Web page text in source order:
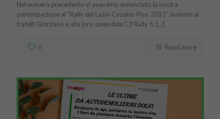
Nel numero precedente vi avevamo annunciato la nostra
partecipazione al “Rally del Lazio Cassino-Pico 2022”, insieme ai
fratelli Giordano e alla loro splendida C3 Rally 5: […]
6 Read more